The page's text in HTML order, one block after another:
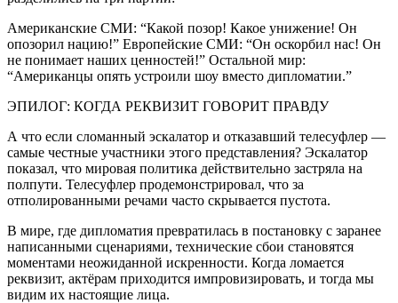
Американские СМИ: “Какой позор! Какое унижение! Он
опозорил нацию!” Европейские СМИ: “Он оскорбил нас! Он
не понимает наших ценностей!” Остальной мир:
“Американцы опять устроили шоу вместо дипломатии.”
ЭПИЛОГ: КОГДА РЕКВИЗИТ ГОВОРИТ ПРАВДУ
А что если сломанный эскалатор и отказавший телесуфлер —
самые честные участники этого представления? Эскалатор
показал, что мировая политика действительно застряла на
полпути. Телесуфлер продемонстрировал, что за
отполированными речами часто скрывается пустота.
В мире, где дипломатия превратилась в постановку с заранее
написанными сценариями, технические сбои становятся
моментами неожиданной искренности. Когда ломается
реквизит, актёрам приходится импровизировать, и тогда мы
видим их настоящие лица.